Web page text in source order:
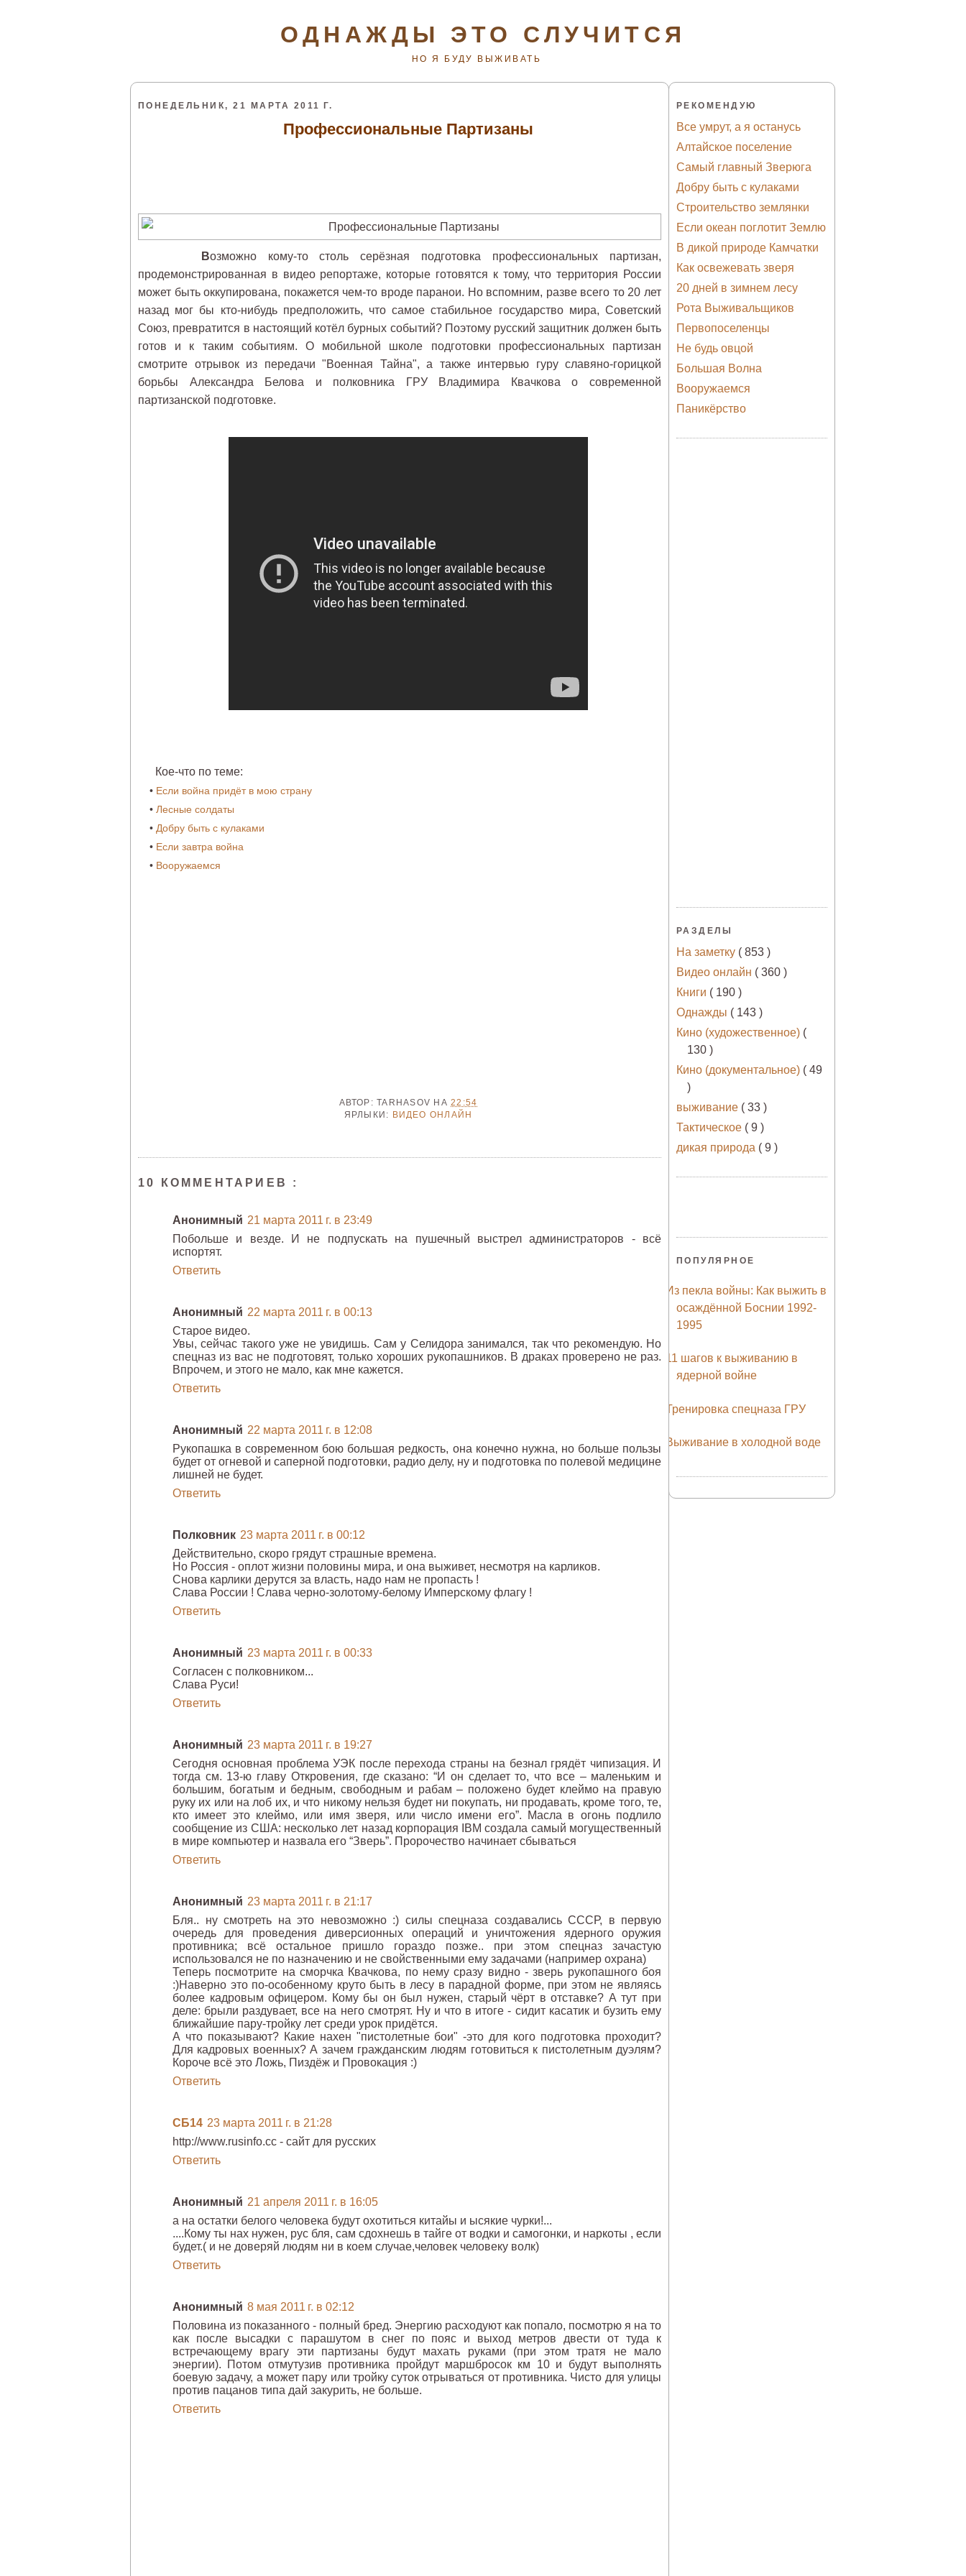
ОДНАЖДЫ ЭТО СЛУЧИТСЯ
НО Я БУДУ ВЫЖИВАТЬ
ПОНЕДЕЛЬНИК, 21 МАРТА 2011 Г.
Профессиональные Партизаны
Возможно кому-то столь серёзная подготовка профессиональных партизан,
продемонстрированная в видео репортаже, которые готовятся к тому, что территория России
может быть оккупирована, покажется чем-то вроде паранои. Но вспомним, разве всего то 20 лет
назад мог бы кто-нибудь предположить, что самое стабильное государство мира, Советский
Союз, превратится в настоящий котёл бурных событий? Поэтому русский защитник должен быть
готов и к таким событиям. О мобильной школе подготовки профессиональных партизан
смотрите отрывок из передачи "Военная Тайна", а также интервью гуру славяно-горицкой
борьбы Александра Белова и полковника ГРУ Владимира Квачкова о современной
партизанской подготовке.
Кое-что по теме:
• Если война придёт в мою страну
• Лесные солдаты
• Добру быть с кулаками
• Если завтра война
• Вооружаемся
АВТОР:TARHASOV НА22:54
ЯРЛЫКИ: ВИДЕО ОНЛАЙН
10 КОММЕНТАРИЕВ :
Анонимный 21 марта 2011 г. в 23:49
Побольше и везде. И не подпускать на пушечный выстрел администраторов - всё
испортят.
Ответить
Анонимный 22 марта 2011 г. в 00:13
Старое видео.
Увы, сейчас такого уже не увидишь. Сам у Селидора занимался, так что рекомендую. Но
спецназ из вас не подготовят, только хороших рукопашников. В драках проверено не раз.
Впрочем, и этого не мало, как мне кажется.
Ответить
Анонимный 22 марта 2011 г. в 12:08
Рукопашка в современном бою большая редкость, она конечно нужна, но больше пользы
будет от огневой и саперной подготовки, радио делу, ну и подготовка по полевой медицине
лишней не будет.
Ответить
Полковник 23 марта 2011 г. в 00:12
Действительно, скоро грядут страшные времена.
Но Россия - оплот жизни половины мира, и она выживет, несмотря на карликов.
Снова карлики дерутся за власть, надо нам не пропасть !
Слава России ! Слава черно-золотому-белому Имперскому флагу !
Ответить
Анонимный 23 марта 2011 г. в 00:33
Согласен с полковником...
Слава Руси!
Ответить
Анонимный 23 марта 2011 г. в 19:27
Сегодня основная проблема УЭК после перехода страны на безнал грядёт чипизация. И
тогда см. 13-ю главу Откровения, где сказано: “И он сделает то, что все – маленьким и
большим, богатым и бедным, свободным и рабам – положено будет клеймо на правую
руку их или на лоб их, и что никому нельзя будет ни покупать, ни продавать, кроме того, те,
кто имеет это клеймо, или имя зверя, или число имени его”. Масла в огонь подлило
сообщение из США: несколько лет назад корпорация IBM создала самый могущественный
в мире компьютер и назвала его “Зверь”. Пророчество начинает сбываться
Ответить
Анонимный 23 марта 2011 г. в 21:17
Бля.. ну смотреть на это невозможно :) силы спецназа создавались СССР, в первую
очередь для проведения диверсионных операций и уничтожения ядерного оружия
противника; всё остальное пришло гораздо позже.. при этом спецназ зачастую
использовался не по назначению и не свойственными ему задачами (например охрана)
Теперь посмотрите на сморчка Квачкова, по нему сразу видно - зверь рукопашного боя
:)Наверно это по-особенному круто быть в лесу в парадной форме, при этом не являясь
более кадровым офицером. Кому бы он был нужен, старый чёрт в отставке? А тут при
деле: брыли раздувает, все на него смотрят. Ну и что в итоге - сидит касатик и бузить ему
ближайшие пару-тройку лет среди урок придётся.
А что показывают? Какие нахен "пистолетные бои" -это для кого подготовка проходит?
Для кадровых военных? А зачем гражданским людям готовиться к пистолетным дуэлям?
Короче всё это Ложь, Пиздёж и Провокация :)
Ответить
СБ14 23 марта 2011 г. в 21:28
http://www.rusinfo.cc - сайт для русских
Ответить
Анонимный 21 апреля 2011 г. в 16:05
а на остатки белого человека будут охотиться китайы и ысякие чурки!...
....Кому ты нах нужен, рус бля, сам сдохнешь в тайге от водки и самогонки, и наркоты , если
будет.( и не доверяй людям ни в коем случае,человек человеку волк)
Ответить
Анонимный 8 мая 2011 г. в 02:12
Половина из показанного - полный бред. Энергию расходуют как попало, посмотрю я на то
как после высадки с парашутом в снег по пояс и выход метров двести от туда к
встречающему врагу эти партизаны будут махать руками (при этом тратя не мало
энергии). Потом отмутузив противника пройдут маршбросок км 10 и будут выполнять
боевую задачу, а может пару или тройку суток отрываться от противника. Чисто для улицы
против пацанов типа дай закурить, не больше.
Ответить
РЕКОМЕНДУЮ
Все умрут, а я останусь
Алтайское поселение
Самый главный Зверюга
Добру быть с кулаками
Строительство землянки
Если океан поглотит Землю
В дикой природе Камчатки
Как освежевать зверя
20 дней в зимнем лесу
Рота Выживальщиков
Первопоселенцы
Не будь овцой
Большая Волна
Вооружаемся
Паникёрство
РАЗДЕЛЫ
На заметку ( 853 )
Видео онлайн ( 360 )
Книги ( 190 )
Однажды ( 143 )
Кино (художественное) (
130 )
Кино (документальное) ( 49
)
выживание ( 33 )
Тактическое ( 9 )
дикая природа ( 9 )
ПОПУЛЯРНОЕ
Из пекла войны: Как выжить в
осаждённой Боснии 1992-
1995
11 шагов к выживанию в
ядерной войне
Тренировка спецназа ГРУ
Выживание в холодной воде